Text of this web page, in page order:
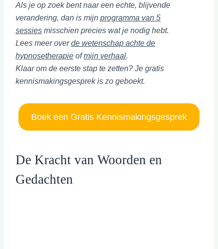
Als je op zoek bent naar een echte, blijvende
verandering, dan is mijn programma van 5
sessies misschien precies wat je nodig hebt.
Lees meer overde wetenschap achte de
hypnosetherapie ofmijn verhaal.
Klaar om de eerste stap te zetten? Je gratis
kennismakingsgesprek is zo geboekt.
Boek een Gratis Kennismakingsgesprek
De Kracht van Woorden en
Gedachten